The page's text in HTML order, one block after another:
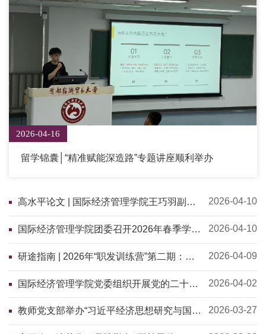
2026-04-16
留学锦囊│“精准赋能深造路”专题讲座顺利举办
高水平论文 | 国际经济管理学院王巧羽副教
授在《商业与经济统计杂志》（JBES）发
表论文
2026-04-10
国际经济管理学院团委召开2026年春季学期
团干部工作培训会
2026-04-10
研途指南 | 2026年“职发训练营”第二期：银
行专场就业分享会顺利举办
2026-04-09
国际经济管理学院党委组织开展党的二十届
四中全会精神专题学习培训
2026-04-02
教师党支部举办“习近平经济思想研究与国家
社科项目申报”专题辅导
2026-03-27